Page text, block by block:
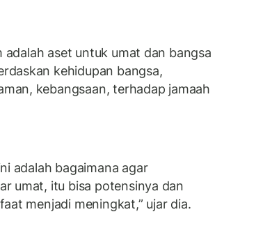
adalah aset untuk umat dan bangsa
kehidupan bangsa,
kebangsaan, terhadap jamaah
adalah bagaimana agar
umat, itu bisa potensinya dan
menjadi meningkat,” ujar dia.